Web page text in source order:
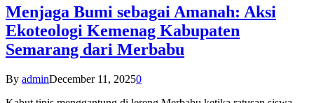
Menjaga Bumi sebagai Amanah: Aksi
Ekoteologi Kemenag Kabupaten
Semarang dari Merbabu
By adminDecember 11, 20250